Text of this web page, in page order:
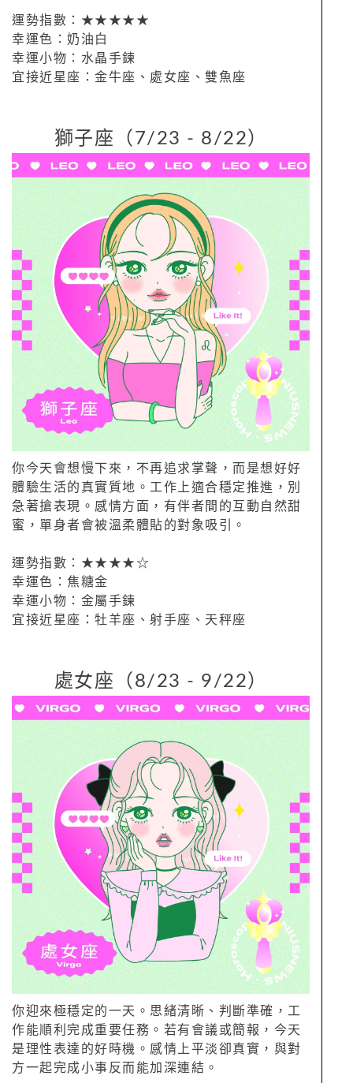
運勢指數：★★★★★
幸運色：奶油白
幸運小物：水晶手鍊
宜接近星座：金牛座、處女座、雙魚座
獅子座（7/23 - 8/22）
你今天會想慢下來，不再追求掌聲，而是想好好
體驗生活的真實質地。工作上適合穩定推進，別
急著搶表現。感情方面，有伴者間的互動自然甜
蜜，單身者會被溫柔體貼的對象吸引。
運勢指數：★★★★☆
幸運色：焦糖金
幸運小物：金屬手鍊
宜接近星座：牡羊座、射手座、天秤座
處女座（8/23 - 9/22）
你迎來極穩定的一天。思緒清晰、判斷準確，工
作能順利完成重要任務。若有會議或簡報，今天
是理性表達的好時機。感情上平淡卻真實，與對
方一起完成小事反而能加深連結。